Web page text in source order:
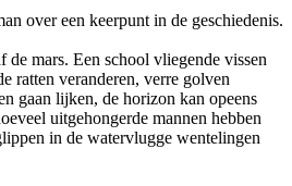
over een keerpunt in de geschiedenis.
de mars. Een school vliegende vissen
ratten veranderen, verre golven
gaan lijken, de horizon kan opeens
uitgehongerde mannen hebben
in de watervlugge wentelingen